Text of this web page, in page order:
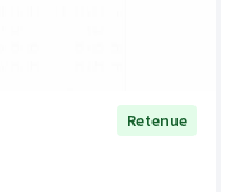
Retenue